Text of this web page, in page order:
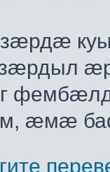
зæрдыл
æмæ